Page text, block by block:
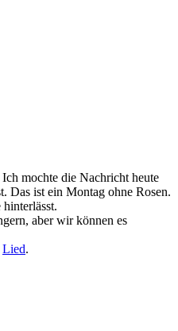
mochte die Nachricht heute
Das ist ein Montag ohne Rosen.
aber wir können es
Lied.